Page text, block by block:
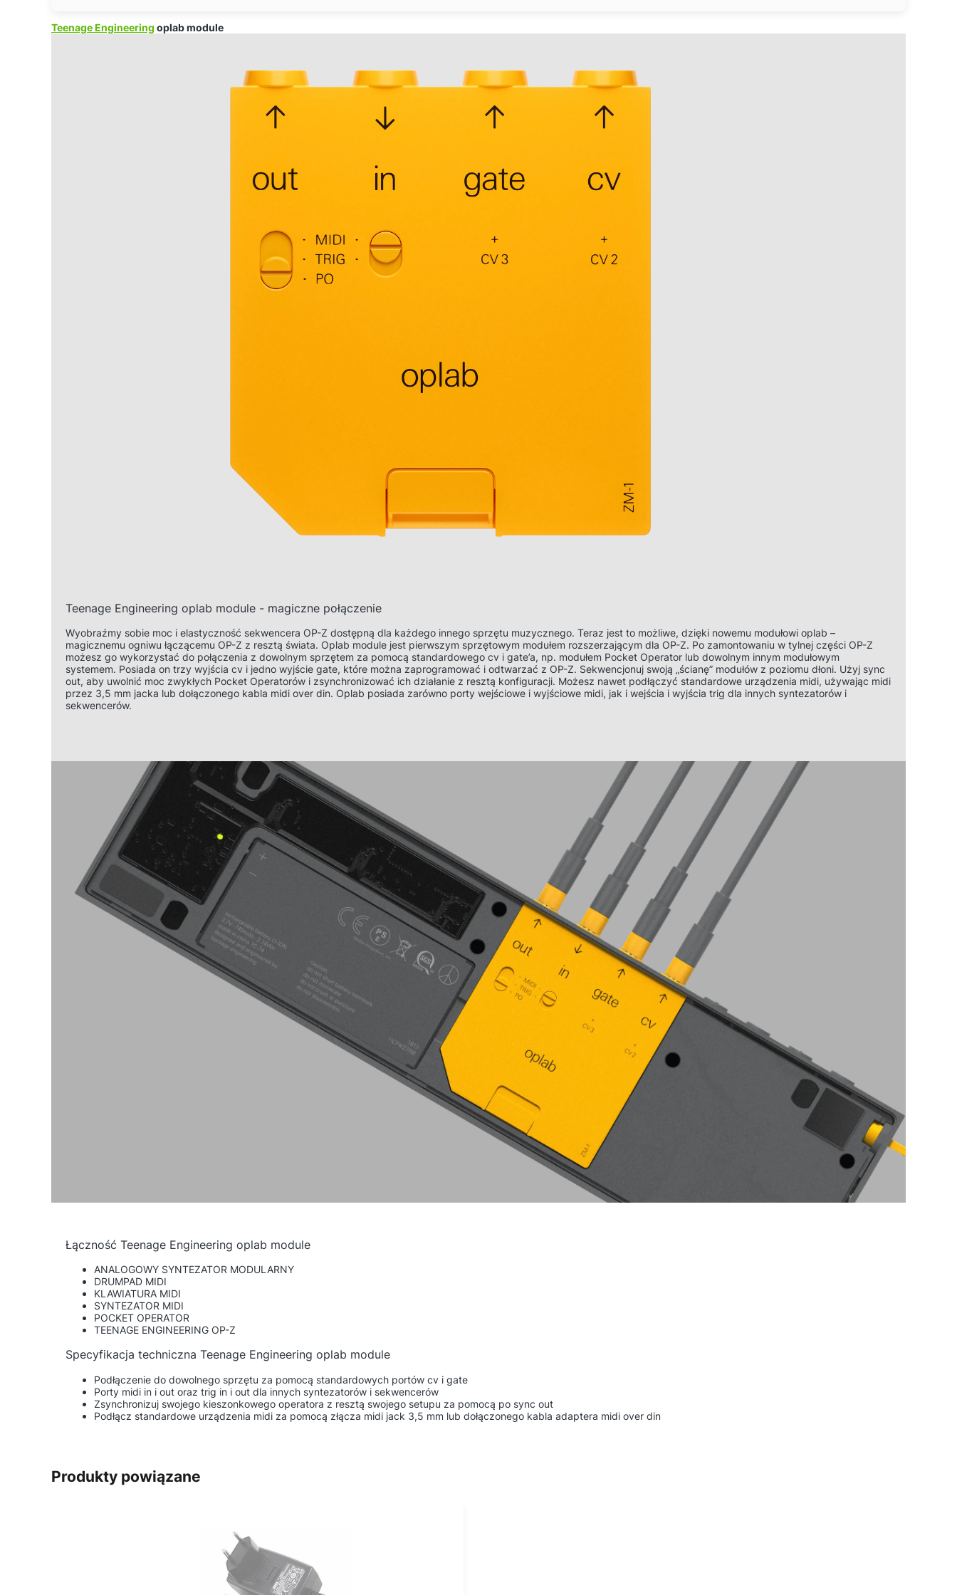
Teenage Engineering oplab module
Teenage Engineering oplab module - magiczne połączenie
Wyobraźmy sobie moc i elastyczność sekwencera OP-Z dostępną dla każdego innego sprzętu muzycznego. Teraz jest to możliwe, dzięki nowemu modułowi oplab –
magicznemu ogniwu łączącemu OP-Z z resztą świata. Oplab module jest pierwszym sprzętowym modułem rozszerzającym dla OP-Z. Po zamontowaniu w tylnej części OP-Z
możesz go wykorzystać do połączenia z dowolnym sprzętem za pomocą standardowego cv i gate’a, np. modułem Pocket Operator lub dowolnym innym modułowym
systemem. Posiada on trzy wyjścia cv i jedno wyjście gate, które można zaprogramować i odtwarzać z OP-Z. Sekwencjonuj swoją „ścianę” modułów z poziomu dłoni. Użyj sync
out, aby uwolnić moc zwykłych Pocket Operatorów i zsynchronizować ich działanie z resztą konfiguracji. Możesz nawet podłączyć standardowe urządzenia midi, używając midi
przez 3,5 mm jacka lub dołączonego kabla midi over din. Oplab posiada zarówno porty wejściowe i wyjściowe midi, jak i wejścia i wyjścia trig dla innych syntezatorów i
sekwencerów.
Łączność Teenage Engineering oplab module
ANALOGOWY SYNTEZATOR MODULARNY
DRUMPAD MIDI
KLAWIATURA MIDI
SYNTEZATOR MIDI
POCKET OPERATOR
TEENAGE ENGINEERING OP-Z
Specyfikacja techniczna Teenage Engineering oplab module
Podłączenie do dowolnego sprzętu za pomocą standardowych portów cv i gate
Porty midi in i out oraz trig in i out dla innych syntezatorów i sekwencerów
Zsynchronizuj swojego kieszonkowego operatora z resztą swojego setupu za pomocą po sync out
Podłącz standardowe urządzenia midi za pomocą złącza midi jack 3,5 mm lub dołączonego kabla adaptera midi over din
Produkty powiązane